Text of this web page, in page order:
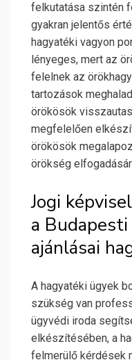
felkutatása szintén
gyakran jelentős
hagyatéki vagyon
lényeges, mert az
felelnek az
tartozások
örökösök
megfelelően
örökösök
örökség
Jogi
a
ajánlásai
A hagyatéki ügyek
szükség van
ügyvédi iroda
elkészítésében, a
felmerülő kérdések